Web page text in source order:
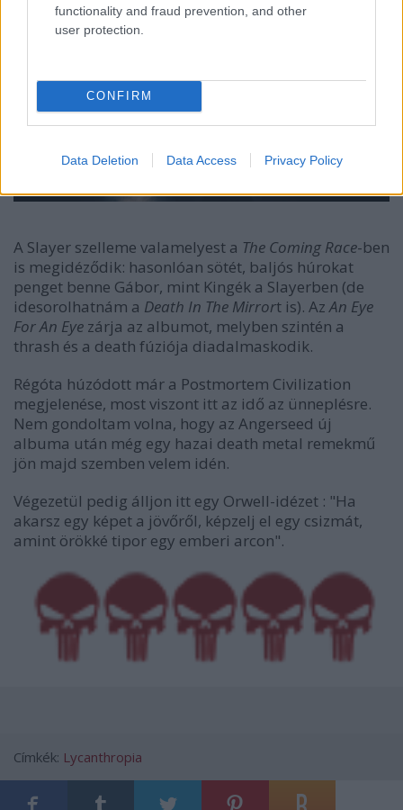
functionality and fraud prevention, and other
user protection.
CONFIRM
Data Deletion Data Access Privacy Policy
A Slayer szelleme valamelyest a The Coming Race-ben
is megidéződik: hasonlóan sötét, baljós húrokat
penget benne Gábor, mint Kingék a Slayerben (de
idesorolhatnám a Death In The Mirrort is). Az An Eye
For An Eye zárja az albumot, melyben szintén a
thrash és a death fúziója diadalmaskodik.
Régóta húzódott már a Postmortem Civilization
megjelenése, most viszont itt az idő az ünneplésre.
Nem gondoltam volna, hogy az Angerseed új
albuma után még egy hazai death metal remekmű
jön majd szemben velem idén.
Végezetül pedig álljon itt egy Orwell-idézet : "Ha
akarsz egy képet a jövőről, képzelj el egy csizmát,
amint örökké tipor egy emberi arcon".
Címkék: Lycanthropia